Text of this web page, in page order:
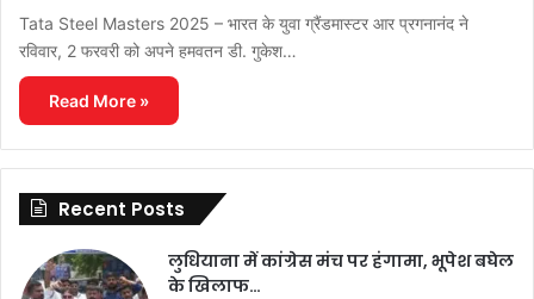
Tata Steel Masters 2025 – भारत के युवा ग्रैंडमास्टर आर प्रगनानंद ने
रविवार, 2 फरवरी को अपने हमवतन डी. गुकेश…
Read More »
Recent Posts
लुधियाना में कांग्रेस मंच पर हंगामा, भूपेश बघेल
के खिलाफ…